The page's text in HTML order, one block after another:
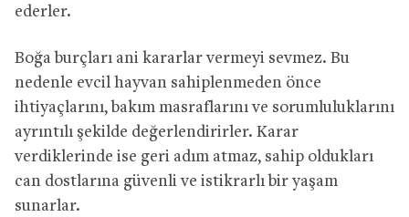
ederler.
Boğa burçları ani kararlar vermeyi sevmez. Bu
nedenle evcil hayvan sahiplenmeden önce
ihtiyaçlarını, bakım masraflarını ve sorumluluklarını
ayrıntılı şekilde değerlendirirler. Karar
verdiklerinde ise geri adım atmaz, sahip oldukları
can dostlarına güvenli ve istikrarlı bir yaşam
sunarlar.